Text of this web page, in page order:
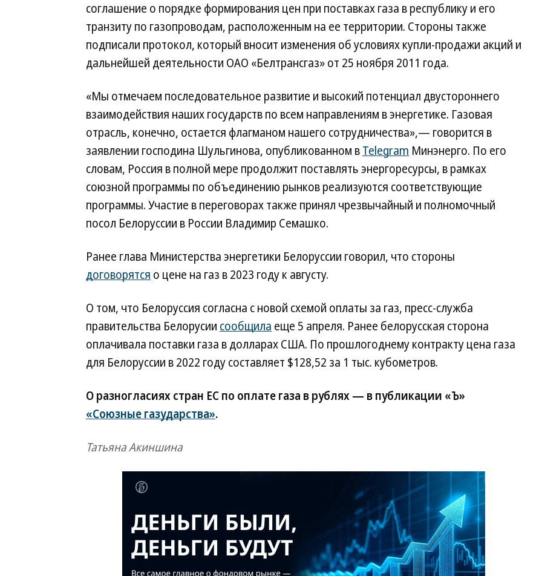
соглашение о порядке формирования цен при поставках газа в республику и его
транзиту по газопроводам, расположенным на ее территории. Стороны также
подписали протокол, который вносит изменения об условиях купли-продажи акций и
дальнейшей деятельности ОАО «Белтрансгаз» от 25 ноября 2011 года.
«Мы отмечаем последовательное развитие и высокий потенциал двустороннего
взаимодействия наших государств по всем направлениям в энергетике. Газовая
отрасль, конечно, остается флагманом нашего сотрудничества»,— говорится в
заявлении господина Шульгинова, опубликованном вTelegram Минэнерго. По его
словам, Россия в полной мере продолжит поставлять энергоресурсы, в рамках
союзной программы по объединению рынков реализуются соответствующие
программы. Участие в переговорах также принял чрезвычайный и полномочный
посол Белоруссии в России Владимир Семашко.
Ранее глава Министерства энергетики Белоруссии говорил, что стороны
договорятся о цене на газ в 2023 году к августу.
О том, что Белоруссия согласна с новой схемой оплаты за газ, пресс-служба
правительства Белорусии сообщила еще 5 апреля. Ранее белорусская сторона
оплачивала поставки газа в долларах США. По прошлогоднему контракту цена газа
для Белоруссии в 2022 году составляет $128,52 за 1 тыс. кубометров.
О разногласиях стран ЕС по оплате газа в рублях — в публикации «Ъ»
«Союзные газударства».
Татьяна Акиншина